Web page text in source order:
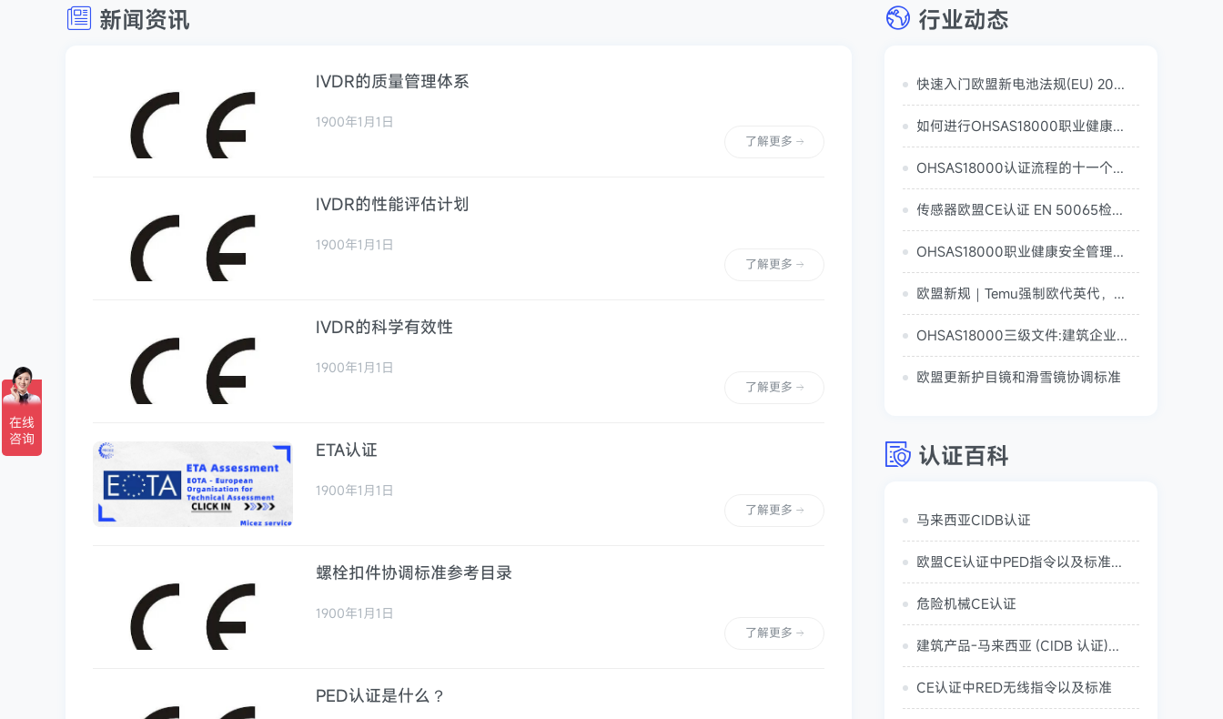
新闻资讯
IVDR的质量管理体系
1900年1月1日
了解更多
IVDR的性能评估计划
1900年1月1日
了解更多
IVDR的科学有效性
1900年1月1日
了解更多
ETA认证
1900年1月1日
了解更多
螺栓扣件协调标准参考目录
1900年1月1日
了解更多
PED认证是什么？
行业动态
快速入门欧盟新电池法规(EU) 2023/1542
如何进行OHSAS18000职业健康安全管理体系初始评审
OHSAS18000认证流程的十一个步骤（ohsas18001认证要多久）
传感器欧盟CE认证 EN 50065检测标准
OHSAS18000职业健康安全管理体系贯标工作计划制定（职业健康安全管理体系总要求）
欧盟新规｜Temu强制欧代英代，警惕产品被拒！CE认证
OHSAS18000三级文件:建筑企业建筑油漆工安全规程
欧盟更新护目镜和滑雪镜协调标准
认证百科
马来西亚CIDB认证
欧盟CE认证中PED指令以及标准详细说明
危险机械CE认证
建筑产品-马来西亚 (CIDB 认证)Malaysia (CIDB Certification)
CE认证中RED无线指令以及标准